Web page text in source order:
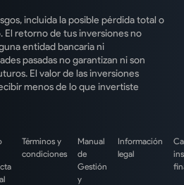
incluida la posible pérdida total o
El retorno de tus inversiones no
entidad bancaria ni
pasadas no garantizan ni son
El valor de las inversiones
menos de lo que invertiste
Términos y
condiciones
Manual
de
Gestión
y
Información
legal